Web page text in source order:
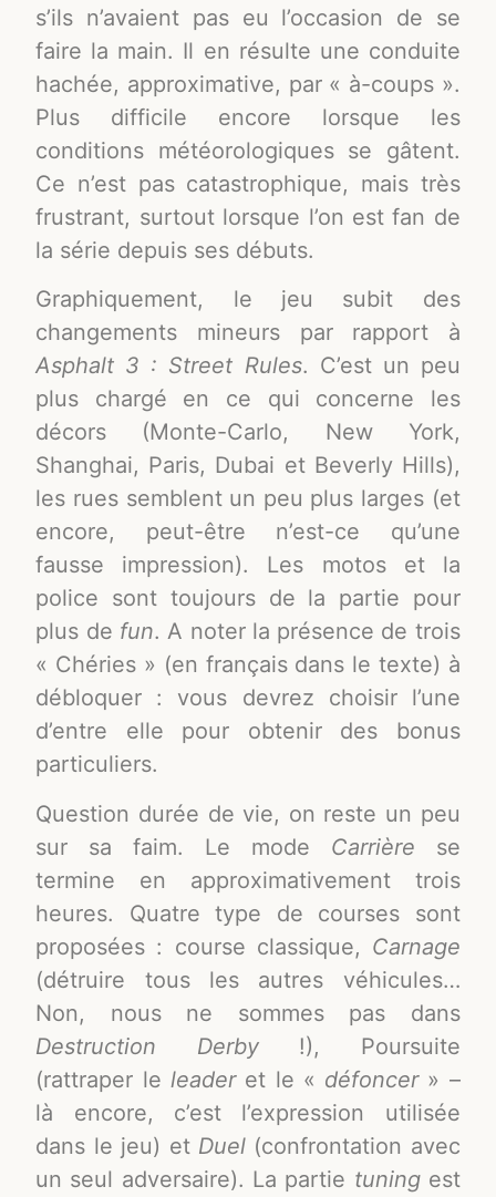
s’ils n’avaient pas eu l’occasion de se
faire la main. Il en résulte une conduite
hachée, approximative, par « à-coups ».
Plus difficile encore lorsque les
conditions météorologiques se gâtent.
Ce n’est pas catastrophique, mais très
frustrant, surtout lorsque l’on est fan de
la série depuis ses débuts.
Graphiquement, le jeu subit des
changements mineurs par rapport à
Asphalt 3 : Street Rules. C’est un peu
plus chargé en ce qui concerne les
décors (Monte-Carlo, New York,
Shanghai, Paris, Dubai et Beverly Hills),
les rues semblent un peu plus larges (et
encore, peut-être n’est-ce qu’une
fausse impression). Les motos et la
police sont toujours de la partie pour
plus de fun. A noter la présence de trois
« Chéries » (en français dans le texte) à
débloquer : vous devrez choisir l’une
d’entre elle pour obtenir des bonus
particuliers.
Question durée de vie, on reste un peu
sur sa faim. Le mode Carrière se
termine en approximativement trois
heures. Quatre type de courses sont
proposées : course classique, Carnage
(détruire tous les autres véhicules…
Non, nous ne sommes pas dans
Destruction Derby!), Poursuite
(rattraper le leaderet le « défoncer» –
là encore, c’est l’expression utilisée
dans le jeu) et Duel(confrontation avec
un seul adversaire). La partie tuningest